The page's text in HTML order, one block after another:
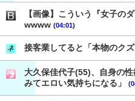
【画像】こういう『女子の
wwww (04:01)
接客業してると「本物のク
大久保佳代子(55)、自身の
みてエロい気持ちになる」